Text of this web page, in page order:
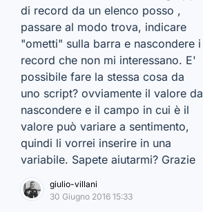
di record da un elenco posso ,
passare al modo trova, indicare
"ometti" sulla barra e nascondere i
record che non mi interessano. E'
possibile fare la stessa cosa da
uno script? ovviamente il valore da
nascondere e il campo in cui è il
valore può variare a sentimento,
quindi li vorrei inserire in una
variabile. Sapete aiutarmi? Grazie
giulio-villani
30 Giugno 2016 15:33